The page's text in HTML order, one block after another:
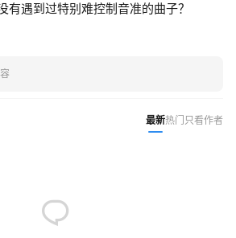
有遇到过特别难控制音准的曲子？
最新热门 只看作者